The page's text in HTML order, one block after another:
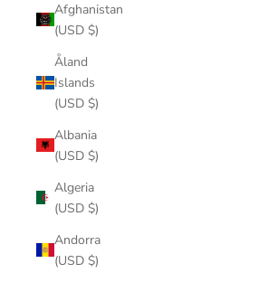
Afghanistan
(USD $)
Åland
Islands
(USD $)
Albania
(USD $)
Algeria
(USD $)
Andorra
(USD $)